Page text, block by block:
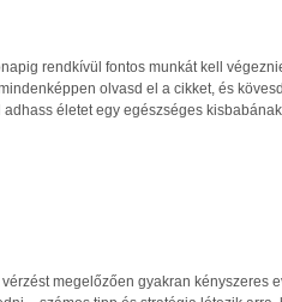
rendkívül fontos munkát kell
olvasd el a cikket, és
életet egy egészséges
megelőzően gyakran kényszeres